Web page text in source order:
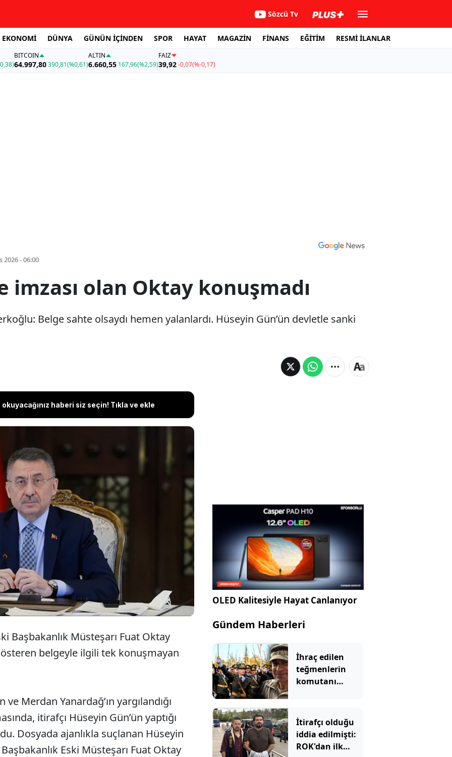
Sözcü Tv
EKONOMİ DÜNYA GÜNÜN İÇİNDEN SPOR HAYAT MAGAZİN FİNANS EĞİTİM RESMİ İLANLAR
BITCOIN
64.997,80390,81(%0,61)
ALTIN
6.660,55 167,96(%2,59)
FAİZ
39,92-0,07(%-0,17)
2026 - 06:00
imzası olan Oktay konuşmadı
Belge sahte olsaydı hemen yalanlardı. Hüseyin Gün’ün devletle sanki
haberi siz seçin! Tıkla ve ekle
TV programcısı Barış Terkoğlu: Belge sahte
hemen yalanlardı. Hüseyin Gün’ün devletle
daha fazla ilişkisi var gibi.
Başbakanlık Müsteşarı Fuat Oktay
belgeyle ilgili tek konuşmayan
Merdan Yanardağ’ın yargılandığı
itirafçı Hüseyin Gün’ün yaptığı
Dosyada ajanlıkla suçlanan Hüseyin
Eski Müsteşarı Fuat Oktay
OLED Kalitesiyle Hayat Canlanıyor
Gündem Haberleri
İhraç edilen
teğmenlerin
komutanı
İtirafçı olduğu
iddia edilmişti:
ROK'dan ilk